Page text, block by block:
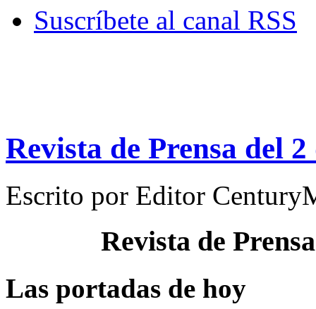
Suscríbete al canal RSS
Revista de Prensa del
Escrito por Editor
Revista de
Las portadas de hoy